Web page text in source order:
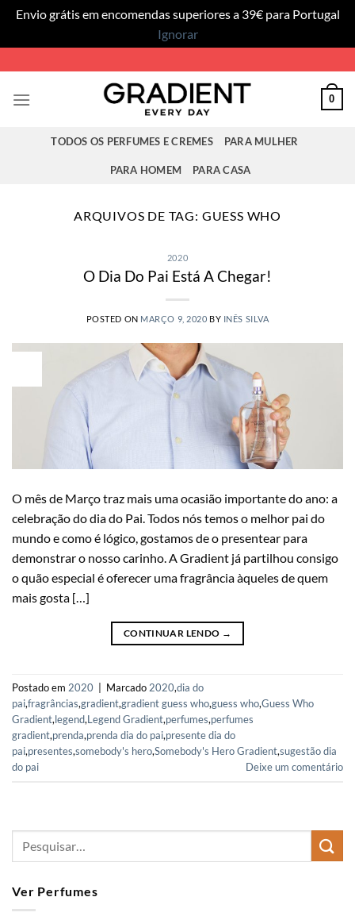
Envio grátis em encomendas superiores a 39€ para Portugal
Ignorar
to
content
0
TODOS OS PERFUMES E CREMES PARA MULHER
PARA HOMEM PARA CASA
ARQUIVOS DE TAG: GUESS WHO
2020
O Dia Do Pai Está A Chegar!
POSTED ON MARÇO 9, 2020 BY INÊS SILVA
O mês de Março traz mais uma ocasião importante do ano: a
celebração do dia do Pai. Todos nós temos o melhor pai do
mundo e como é lógico, gostamos de o presentear para
demonstrar o nosso carinho. A Gradient já partilhou consigo
o quão especial é oferecer uma fragrância àqueles de quem
mais gosta […]
CONTINUAR LENDO →
Postado em 2020 Marcado 2020,dia do
pai,fragrâncias,gradient,gradient guess who,guess who,Guess Who
Gradient,legend,Legend Gradient,perfumes,perfumes
gradient,prenda,prenda dia do pai,presente dia do
pai,presentes,somebody's hero,Somebody's Hero Gradient,sugestão dia
do pai
Deixe um comentário
Ver Perfumes